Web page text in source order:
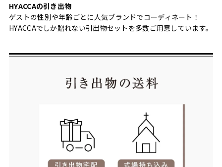
HYACCAの引き出物
ゲストの性別や年齢ごとに人気ブランドでコーディネート！
HYACCAでしか贈れない引出物セットを多数ご用意しています。